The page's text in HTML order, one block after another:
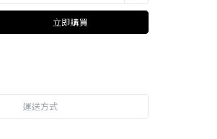
立即購買
運送方式